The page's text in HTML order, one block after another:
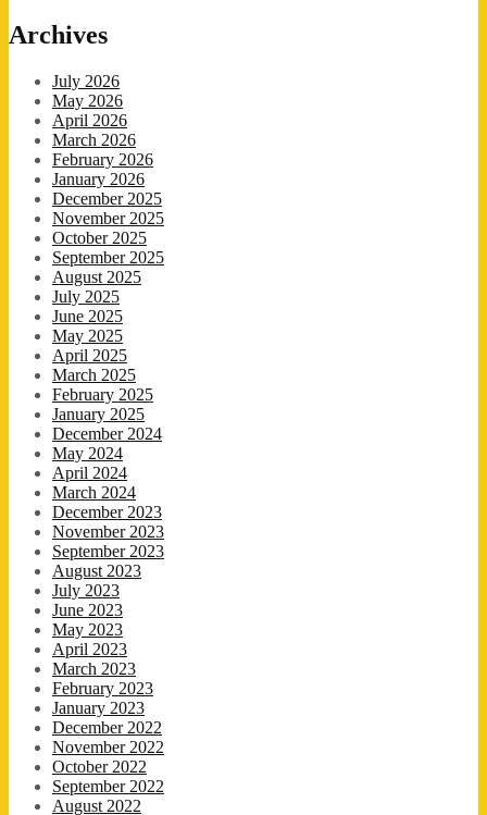
Archives
July 2026
May 2026
April 2026
March 2026
February 2026
January 2026
December 2025
November 2025
October 2025
September 2025
August 2025
July 2025
June 2025
May 2025
April 2025
March 2025
February 2025
January 2025
December 2024
May 2024
April 2024
March 2024
December 2023
November 2023
September 2023
August 2023
July 2023
June 2023
May 2023
April 2023
March 2023
February 2023
January 2023
December 2022
November 2022
October 2022
September 2022
August 2022